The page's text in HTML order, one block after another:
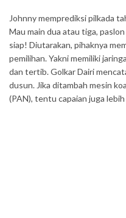
Johnny memprediksi pilkada
Mau main dua atau tiga,
siap! Diutarakan, pihaknya
pemilihan. Yakni memiliki
dan tertib. Golkar Dairi
dusun. Jika ditambah mesin
(PAN), tentu capaian juga lebih